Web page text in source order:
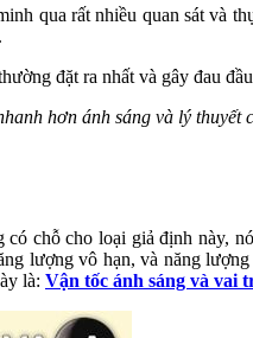
qua rất nhiều quan sát và
.
đặt ra nhất và gây đau
hơn ánh sáng và lý thuyết
chỗ cho loại giả định này,
lượng vô hạn, và năng
là: Vận tốc ánh sáng và vai